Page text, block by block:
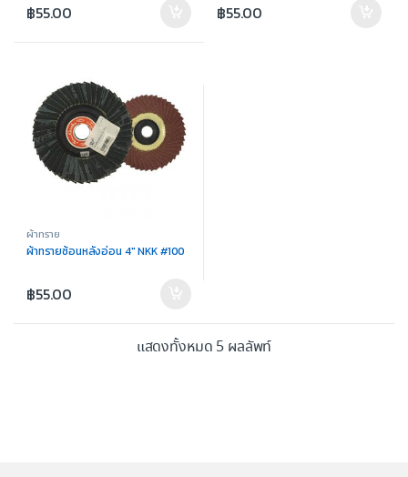
฿55.00 ฿55.00
ผ้าทราย
ผ้าทรายซ้อนหลังอ่อน 4″ NKK #100
฿55.00
แสดงทั้งหมด 5 ผลลัพท์